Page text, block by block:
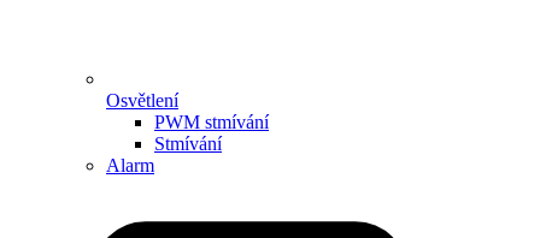
Osvětlení
PWM stmívání
Stmívání
Alarm